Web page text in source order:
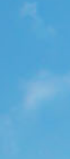
Son